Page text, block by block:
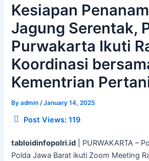
Kesiapan
Jagung Serentak,
Purwakarta Ikuti
Koordinasi
Kementrian
Byadmin /January 14, 2025
Post Views: 119
tabloidinfopolri.id | PURWAKARTA –
Polda Jawa Barat ikuti Zoom Meeting